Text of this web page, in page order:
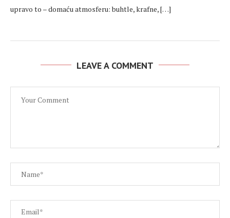
upravo to – domaću atmosferu: buhtle, krafne, […]
LEAVE A COMMENT